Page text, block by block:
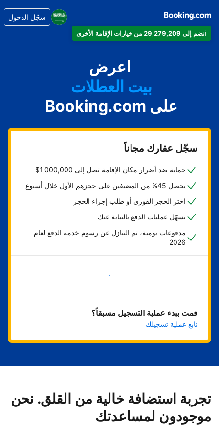
انضم إلى 29,279,209 من خيارات الإقامة الأخرى
سجّل الدخول
اعرض
شقتك
فندقك
بيت العطلات
شقتك الفندقية
منتجعك
على Booking.com
سجّل عقارك مجاناً
حماية ضد أضرار مكان الإقامة تصل إلى 1,000,000$
يحصل 45% من المضيفين على حجزهم الأول خلال أسبوع
اختر الحجز الفوري أو طلب إجراء الحجز
نسهّل عمليات الدفع بالنيابة عنك
مدفوعات يومية، تم التنازل عن رسوم خدمة الدفع لعام
2026
ابدأ الآن
قمت ببدء عملية التسجيل مسبقاً؟
تابع عملية تسجيلك
تجربة استضافة خالية من القلق. نحن
موجودون لمساعدتك